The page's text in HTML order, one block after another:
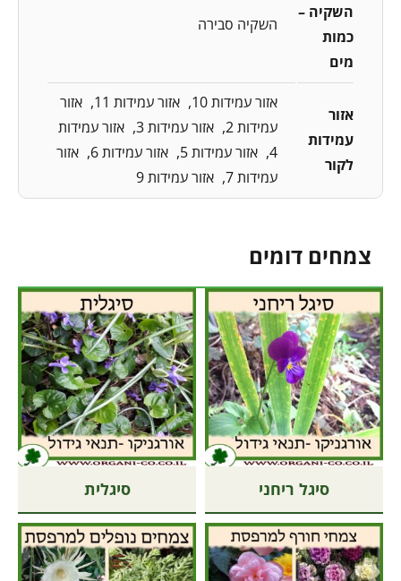
השקיה –
כמות
מים
השקיה סבירה
אזור
עמידות
לקור
אזור עמידות 10 אזור עמידות 11
אזור
עמידות 2
אזור עמידות 3
אזור עמידות
4 אזור עמידות 5 אזור עמידות 6
אזור
עמידות 7
אזור עמידות 9
צמחים דומים
סיגל ריחני סיגלית